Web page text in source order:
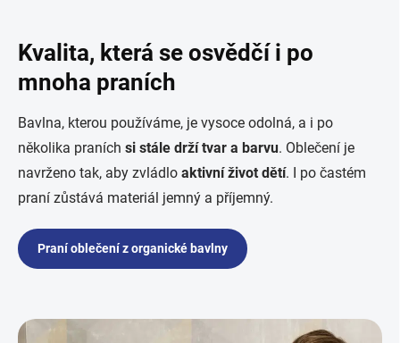
Kvalita, která se osvědčí i po
mnoha praních
Bavlna, kterou používáme, je vysoce odolná, a i po
několika praních si stále drží tvar a barvu. Oblečení je
navrženo tak, aby zvládlo aktivní život dětí. I po častém
praní zůstává materiál jemný a příjemný.
Praní oblečení z organické bavlny